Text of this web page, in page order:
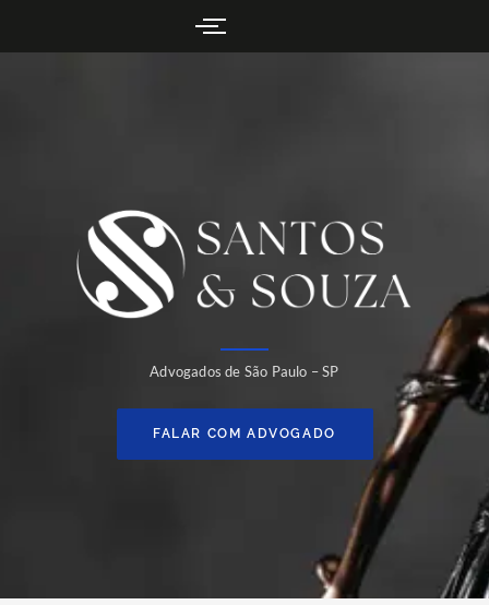
Advogados de São Paulo – SP
FALAR COM ADVOGADO